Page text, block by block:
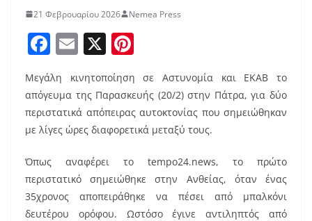
21 Φεβρουαρίου 2026 Nemea Press
F
a
c
e
b
o
o
k
E
ai
l
X
er
e
st
Μεγάλη κινητοποίηση σε Αστυνομία και ΕΚΑΒ το
απόγευμα της Παρασκευής (20/2) στην Πάτρα, για δύο
περιστατικά απόπειρας αυτοκτονίας που σημειώθηκαν
με λίγες ώρες διαφορετικά μεταξύ τους.
Όπως αναφέρει το tempo24.news, το πρώτο
περιστατικό σημειώθηκε στην Ανθείας, όταν ένας
35χρονος αποπειράθηκε να πέσει από μπαλκόνι
δευτέρου ορόφου. Ωστόσο έγινε αντιληπτός από